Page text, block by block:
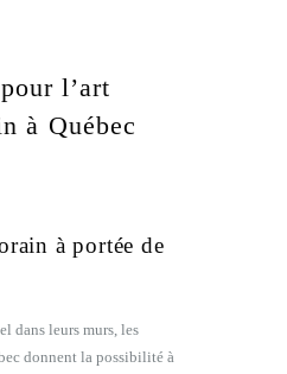
l’art
à Québec
à portée de
dans leurs murs, les
donnent la possibilité à